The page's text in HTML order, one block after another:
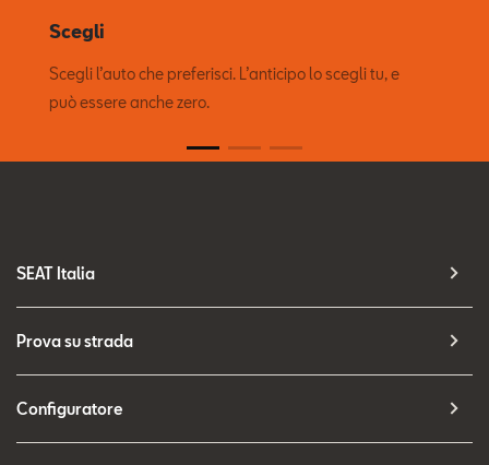
Scegli
Scegli l’auto che preferisci. L’anticipo lo scegli tu, e
può essere anche zero.
SEAT Italia
Prova su strada
Configuratore